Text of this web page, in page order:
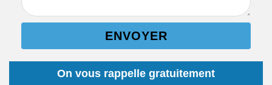
On vous rappelle gratuitement